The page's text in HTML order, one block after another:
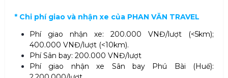
* Chi phí giao và nhận xe của PHAN VĂN TRAVEL
Phí giao nhận xe: 200.000 VNĐ/lượt (<5km);
400.000 VNĐ/lượt (<10km).
Phí Sân bay: 200.000 VNĐ/lượt
Phí giao nhận xe Sân bay Phú Bài (Huế):